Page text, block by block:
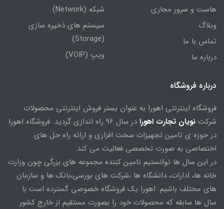
هاست و سرور مجازی
وبلاگ
تماس با ما
درباره ما
شبکه (Network)
سیستم های ذخیره سازی
(Storage)
ویپ (VOIP)
درباره فروشگاه
فروشگاه اینترنتی اهورا به عنوان بستر فروش اینترنتی محصولات
شرکت نویان تجارت اهورا
در سال 96 راه اندازی گردید. فروشگاه اهورا
در حوزه ی تامین تجهیزات سخت افزاری و ارائه راه حل های
اختصاصی به صورت تخصصی فعالیت می کند.
در این سال ها توانستیم تامین کننده مجموعه های بزرگی چون وزارت
خانه ها، ادارات، دانشگاه ها ،شرکت های بورسی،بانک ها و سازمان
های مختلف باشیم. اهورا یک فروشگاه خصوصی گسترده است با
سال ها سابقه که محصولات خود را بصورت مستقیم از خارج کشور